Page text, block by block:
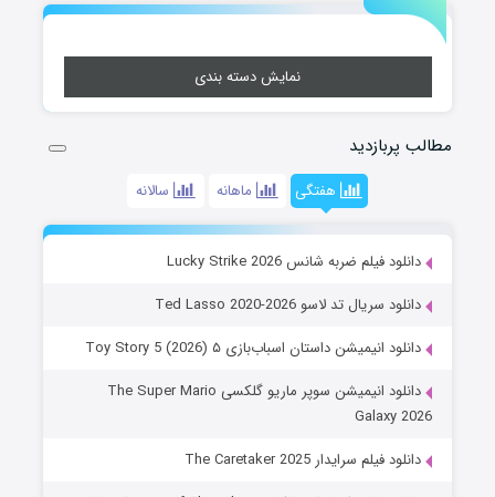
نمایش دسته بندی
مطالب پربازدید
هفتگی ماهانه سالانه
دانلود فیلم ضربه شانس Lucky Strike 2026
دانلود سریال تد لاسو Ted Lasso 2020-2026
دانلود انیمیشن داستان اسباب‌بازی ۵ Toy Story 5 (2026)
دانلود انیمیشن سوپر ماریو گلکسی The Super Mario
Galaxy 2026
دانلود فیلم سرایدار The Caretaker 2025